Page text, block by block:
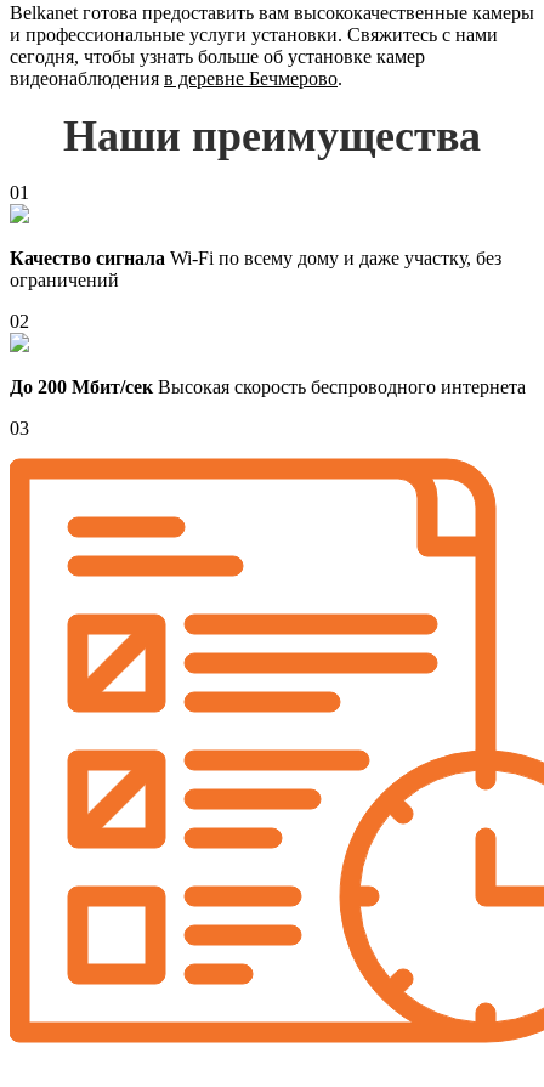
Belkanet готова предоставить вам высококачественные камеры
и профессиональные услуги установки. Свяжитесь с нами
сегодня, чтобы узнать больше об установке камер
видеонаблюдения в деревне Бечмерово.
Наши преимущества
01
Качество сигнала Wi-Fi по всему дому и даже участку, без
ограничений
02
До 200 Мбит/сек Высокая скорость беспроводного интернета
03